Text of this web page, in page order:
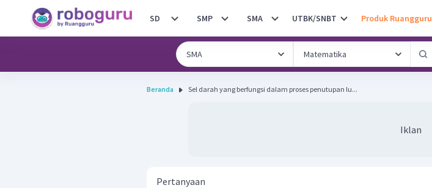
SD SMP SMA UTBK/SNBT Produk Ruangguru
Beranda Sel darah yang berfungsi dalam proses penutupan lu...
Iklan
Pertanyaan